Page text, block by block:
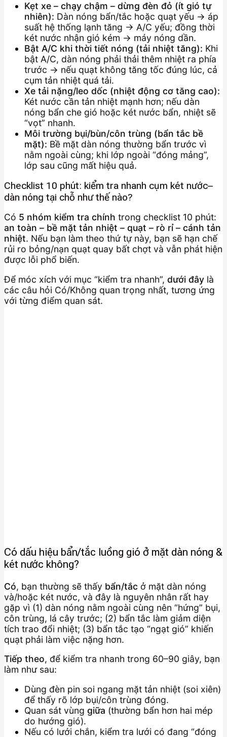
Kẹt xe – chạy chậm – dừng đèn đỏ (ít gió tự
nhiên): Dàn nóng bẩn/tắc hoặc quạt yếu → áp
suất hệ thống lạnh tăng → A/C yếu; đồng thời
két nước nhận gió kém → máy nóng dần.
Bật A/C khi thời tiết nóng (tải nhiệt tăng): Khi
bật A/C, dàn nóng phải thải thêm nhiệt ra phía
trước → nếu quạt không tăng tốc đúng lúc, cả
cụm tản nhiệt quá tải.
Xe tải nặng/leo dốc (nhiệt động cơ tăng cao):
Két nước cần tản nhiệt mạnh hơn; nếu dàn
nóng bẩn che gió hoặc két nước bẩn, nhiệt sẽ
“vọt” nhanh.
Môi trường bụi/bùn/côn trùng (bẩn tắc bề
mặt): Bề mặt dàn nóng thường bẩn trước vì
nằm ngoài cùng; khi lớp ngoài “đóng mảng”,
lớp sau cũng mất hiệu quả.
Checklist 10 phút: kiểm tra nhanh cụm két nước–
dàn nóng tại chỗ như thế nào?
Có 5 nhóm kiểm tra chính trong checklist 10 phút:
an toàn – bề mặt tản nhiệt – quạt – rò rỉ – cánh tản
nhiệt. Nếu bạn làm theo thứ tự này, bạn sẽ hạn chế
rủi ro bỏng/nạn quạt quay bất chợt và vẫn phát hiện
được lỗi phổ biến.
Để móc xích với mục “kiểm tra nhanh”, dưới đây là
các câu hỏi Có/Không quan trọng nhất, tương ứng
với từng điểm quan sát.
Có dấu hiệu bẩn/tắc luồng gió ở mặt dàn nóng &
két nước không?
Có, bạn thường sẽ thấy bẩn/tắc ở mặt dàn nóng
và/hoặc két nước, và đây là nguyên nhân rất hay
gặp vì (1) dàn nóng nằm ngoài cùng nên “hứng” bụi,
côn trùng, lá cây trước; (2) bẩn tắc làm giảm diện
tích trao đổi nhiệt; (3) bẩn tắc tạo “ngạt gió” khiến
quạt phải làm việc nặng hơn.
Tiếp theo, để kiểm tra nhanh trong 60–90 giây, bạn
làm như sau:
Dùng đèn pin soi ngang mặt tản nhiệt (soi xiên)
để thấy rõ lớp bụi/côn trùng đóng.
Quan sát vùng giữa (thường bẩn hơn hai mép
do hướng gió).
Nếu có lưới chắn, kiểm tra lưới có đang “đóng